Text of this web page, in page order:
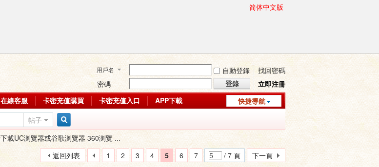
简体中文版
用戶名 自動登錄
找回密碼
密碼
登錄
立即注冊
快捷導航
在線客服 卡密充值購買 卡密充值入口
APP下載
帖子
搜
載UC浏覽器或谷歌浏覽器 360浏覽 ...
1
2 3 4 5 6 7 / 7 頁 下一頁
返回列表